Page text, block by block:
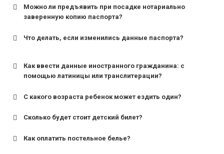
Можно ли предъявить при посадке нотариально
заверенную копию паспорта?
Что делать, если изменились данные паспорта?
Как ввести данные иностранного гражданина: с
помощью латиницы или транслитерации?
С какого возраста ребенок может ездить один?
для поездов дальнего следования — от 10 лет и
Сколько будет стоит детский билет?
Как оплатить постельное белье?